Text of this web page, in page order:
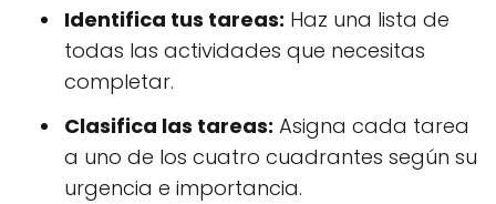
Identifica tus tareas: Haz una lista de
todas las actividades que necesitas
completar.
Clasifica las tareas: Asigna cada tarea
a uno de los cuatro cuadrantes según su
urgencia e importancia.